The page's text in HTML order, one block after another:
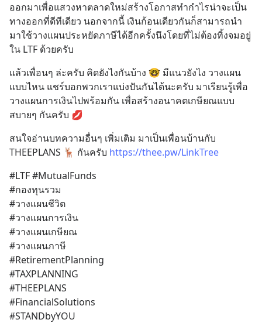
ออกมาเพื่อแสวงหาตลาดใหม่สร้างโอกาสทำกำไรน่าจะเป็น
ทางออกที่ดีทีเดียว นอกจากนี้ เงินก้อนเดียวกันก็สามารถนำ
มาใช้วางแผนประหยัดภาษีได้อีกครั้งนึงโดยที่ไม่ต้องทิ้งจมอยู่
ใน LTF ด้วยครับ
แล้วเพื่อนๆ ล่ะครับ คิดยังไงกันบ้าง 🤓 มีแนวยังไง วางแผน
แบบไหน แชร์บอกพวกเราแบ่งปันกันได้นะครับ มาเรียนรู้เพื่อ
วางแผนการเงินไปพร้อมกัน เพื่อสร้างอนาคตเกษียณแบบ
สบายๆ กันครับ 💋
สนใจอ่านบทความอื่นๆ เพิ่มเติม มาเป็นเพื่อนบ้านกับ
THEEPLANS 🦌 กันครับ https://thee.pw/LinkTree
#LTF #MutualFunds
#กองทุนรวม
#วางแผนชีวิต
#วางแผนการเงิน
#วางแผนเกษียณ
#วางแผนภาษี
#RetirementPlanning
#TAXPLANNING
#THEEPLANS
#FinancialSolutions
#STANDbyYOU